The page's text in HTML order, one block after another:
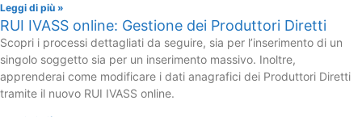
Leggi di più »
RUI IVASS online: Gestione dei Produttori Diretti
Scopri i processi dettagliati da seguire, sia per l’inserimento di un
singolo soggetto sia per un inserimento massivo. Inoltre,
apprenderai come modificare i dati anagrafici dei Produttori Diretti
tramite il nuovo RUI IVASS online.